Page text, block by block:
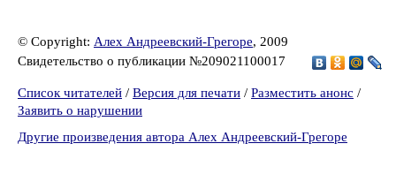
© Copyright: Алех Андреевский-Грегоре, 2009
Свидетельство о публикации №209021100017
Список читателей / Версия для печати / Разместить анонс /
Заявить о нарушении
Другие произведения автора Алех Андреевский-Грегоре